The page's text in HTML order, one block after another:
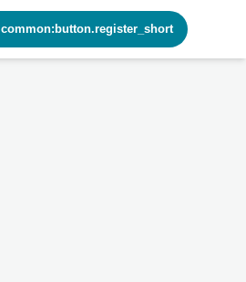
common:button.register_short